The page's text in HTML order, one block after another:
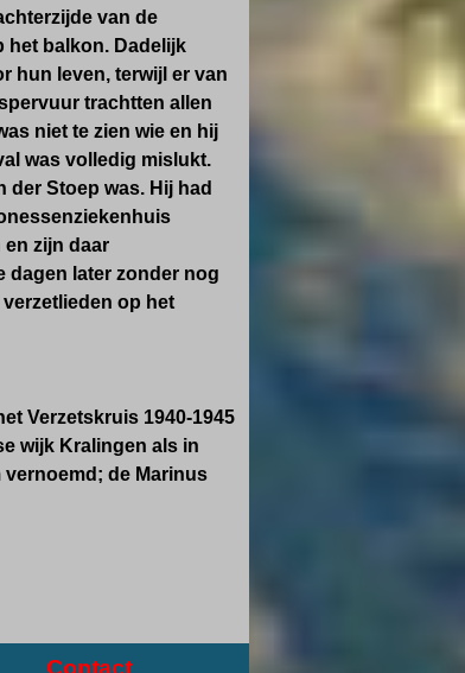
van de
het balkon. Dadelijk
hun leven, terwijl er van
trachtten allen
niet te zien wie en hij
was volledig mislukt.
der Stoep was. Hij had
zijn daar
dagen later zonder nog
op het
Verzetskruis 1940-1945
wijk Kralingen als in
de Marinus
Contact